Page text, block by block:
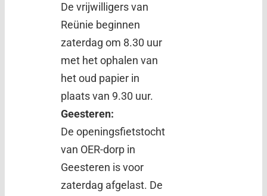
De vrijwilligers van
Reünie beginnen
zaterdag om 8.30 uur
met het ophalen van
het oud papier in
plaats van 9.30 uur.
Geesteren:
De openingsfietstocht
van OER-dorp in
Geesteren is voor
zaterdag afgelast. De